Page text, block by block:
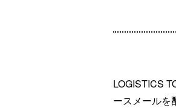
LOGISTICS
ースメールを